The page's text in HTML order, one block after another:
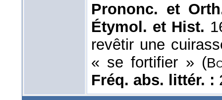
Prononc. et
Étymol. et Hist.
revêtir une
« se fortifier » (
Fréq. abs. littér. :